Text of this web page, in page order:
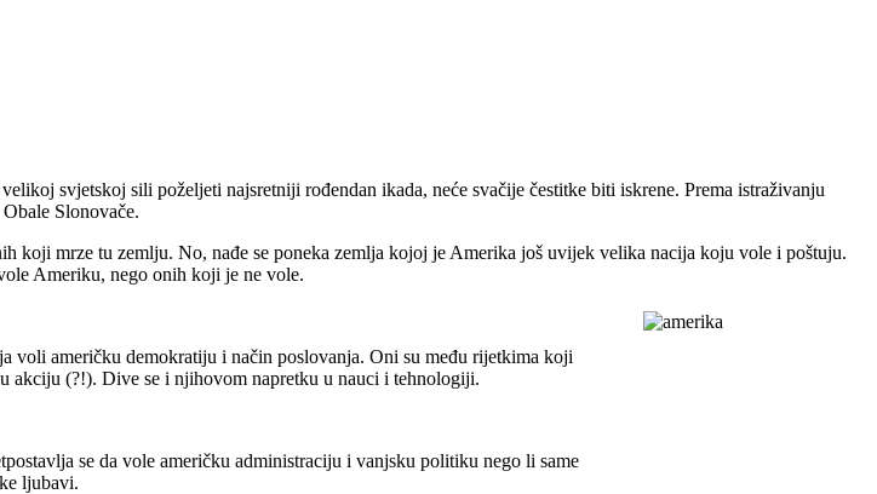
svjetskoj sili poželjeti najsretniji rođendan ikada, neće svačije čestitke biti iskrene. Prema istraživanju
Slonovače.
koji mrze tu zemlju. No, nađe se poneka zemlja kojoj je Amerika još uvijek velika nacija koju vole i poštuju.
Ameriku, nego onih koji je ne vole.
voli američku demokratiju i način poslovanja. Oni su među rijetkima koji
akciju (?!). Dive se i njihovom napretku u nauci i tehnologiji.
se da vole američku administraciju i vanjsku politiku nego li same
ljubavi.